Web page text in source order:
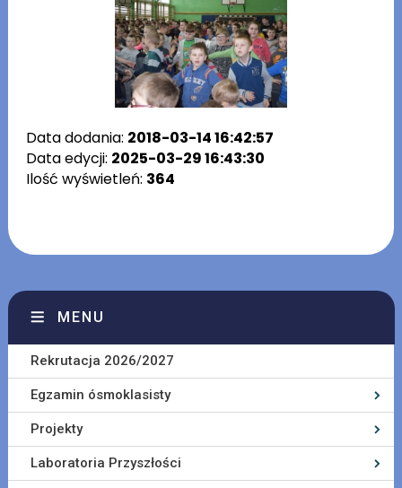
Data dodania: 2018-03-14 16:42:57
Data edycji: 2025-03-29 16:43:30
Ilość wyświetleń: 364
MENU
Rekrutacja 2026/2027
Egzamin ósmoklasisty
Projekty
Laboratoria Przyszłości